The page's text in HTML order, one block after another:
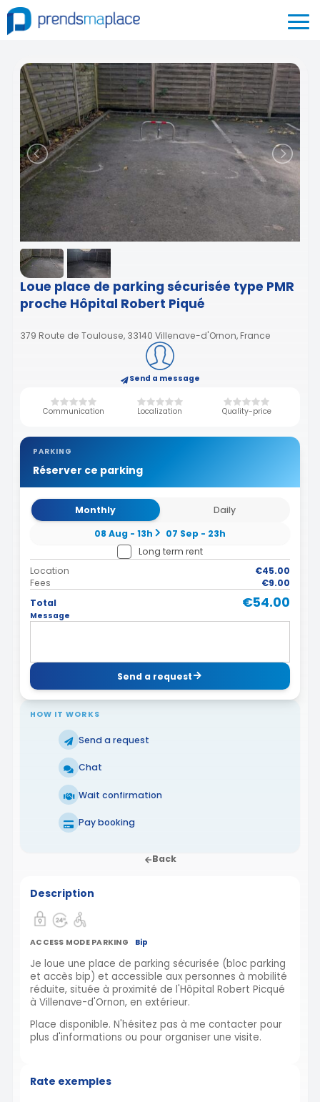
Loue place de parking sécurisée type PMR
proche Hôpital Robert Piqué
379 Route de Toulouse, 33140 Villenave-d'Ornon, France
Send a message
Communication Localization Quality-price
PARKING
Réserver ce parking
Monthly
Daily
08 Aug - 13h
07 Sep - 23h
Long term rent
Location
€45.00
Fees
€9.00
Total
€54.00
Message
Send a request
HOW IT WORKS
Send a request
Chat
Wait confirmation
Pay booking
Back
Description
ACCESS MODE PARKING Bip
Je loue une place de parking sécurisée (bloc parking
et accès bip) et accessible aux personnes à mobilité
réduite, située à proximité de l'Hôpital Robert Picqué
à Villenave-d'Ornon, en extérieur.
Place disponible. N'hésitez pas à me contacter pour
plus d'informations ou pour organiser une visite.
Rate exemples